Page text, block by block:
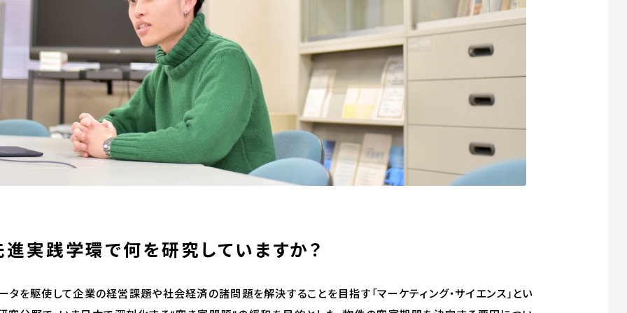
進実践学環で何を研究していますか？
タを駆使して企業の経営課題や社会経済の諸問題を解決することを目指す「マーケティング・サイエンス」とい